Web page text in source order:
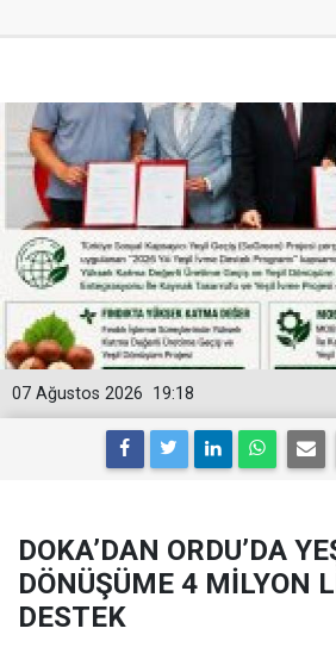
19:18
07 Ağustos 2026
DOKA’DAN ORDU’DA
DÖNÜŞÜME 4 MİLYON
DESTEK